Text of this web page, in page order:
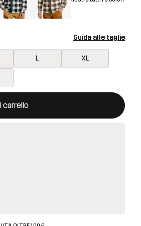
Guida alle taglie
L XL
carrello
per confermare un nuovo articolo nel